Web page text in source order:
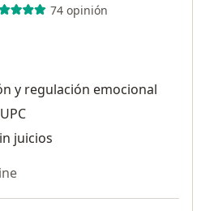
74 opinión
y regulación emocional
juicios